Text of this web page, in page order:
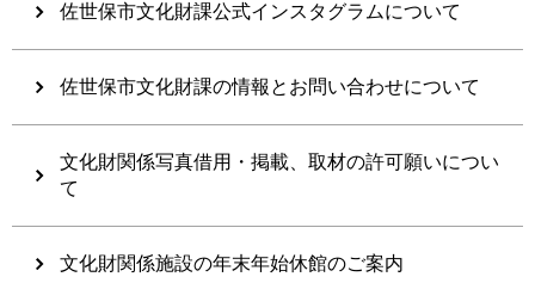
佐世保市文化財課公式インスタグラムについて
佐世保市文化財課の情報とお問い合わせについて
文化財関係写真借用・掲載、取材の許可願いについ
て
文化財関係施設の年末年始休館のご案内